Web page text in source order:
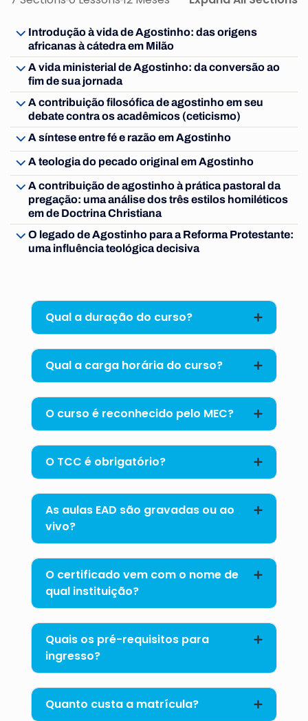
Introdução à vida de Agostinho: das origens
africanas à cátedra em Milão
A vida ministerial de Agostinho: da conversão ao
fim de sua jornada
A contribuição filosófica de agostinho em seu
debate contra os acadêmicos (ceticismo)
A síntese entre fé e razão em Agostinho
A teologia do pecado original em Agostinho
A contribuição de agostinho à prática pastoral da
pregação: uma análise dos três estilos homiléticos
em de Doctrina Christiana
O legado de Agostinho para a Reforma Protestante:
uma influência teológica decisiva
Qual a duração do curso?
Qual a carga horária do curso?
O curso é reconhecido pelo MEC?
O TCC é obrigatório?
As aulas EAD são gravadas ou ao
vivo?
O certificado vem com o nome de
qual instituição?
Quais os pré-requisitos para
ingresso?
Quanto custa a matrícula?